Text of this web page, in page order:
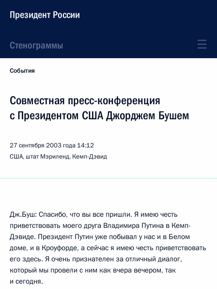
Президент России
Стенограммы
События
Совместная пресс-конференция
с Президентом США Джорджем Бушем
27 сентября 2003 года 14:12
США, штат Мэриленд, Кемп-Дэвид
Дж.Буш: Спасибо, что вы все пришли. Я имею честь
приветствовать моего друга Владимира Путина в Кемп-
Дэвиде. Президент Путин уже побывал у нас и в Белом
доме, и в Кроуфорде, а сейчас я имею честь приветствовать
его здесь. Я очень признателен за отличный диалог,
который мы провели с ним как вчера вечером, так
и сегодня.